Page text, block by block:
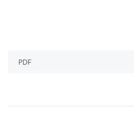
PDF